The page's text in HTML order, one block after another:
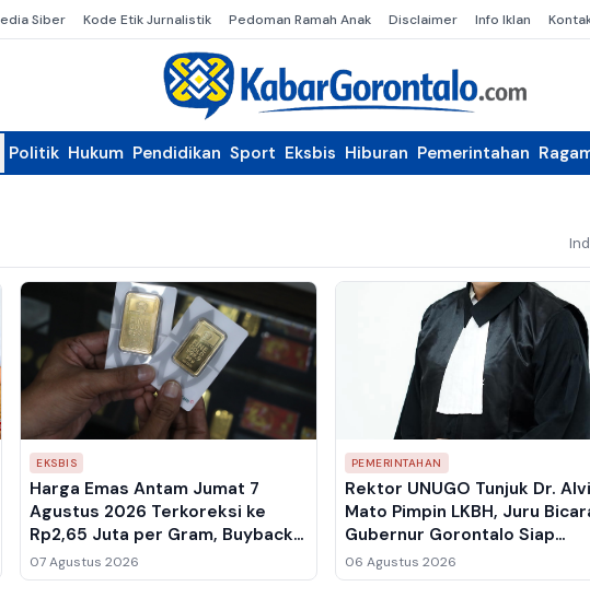
Siber Kode Etik Jurnalistik Pedoman Ramah Anak Disclaimer Info Iklan
Politik Hukum Pendidikan Sport Eksbis Hiburan Pemerintahan
EKSBIS
Harga Emas Antam Jumat 7
Agustus 2026 Terkoreksi ke
Rp2,65 Juta per Gram, Buyback
Ikut Melemah ke Rp2,461 Juta
07 Agustus 2026
PEMERINTAHAN
Rektor UNUGO Tunjuk Dr.
Mato Pimpin LKBH, Juru
Gubernur Gorontalo Siap
Perkuat Bantuan Hukum untuk
Warga
06 Agustus 2026